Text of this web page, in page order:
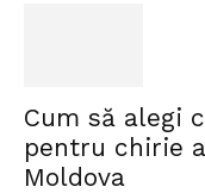
Cum să alegi
pentru chirie
Moldova